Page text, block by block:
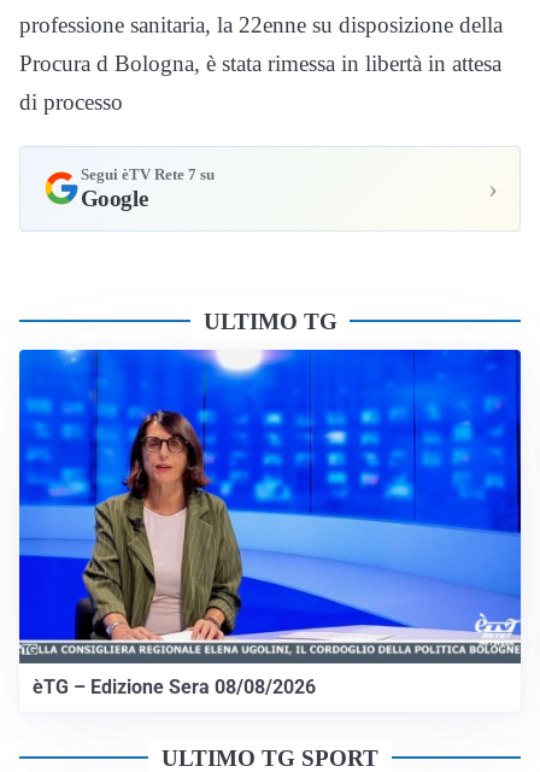
professione sanitaria, la 22enne su disposizione della
Procura d Bologna, è stata rimessa in libertà in attesa
di processo
Segui èTV Rete 7 su
Google ›
ULTIMO TG
èTG – Edizione Sera 08/08/2026
ULTIMO TG SPORT